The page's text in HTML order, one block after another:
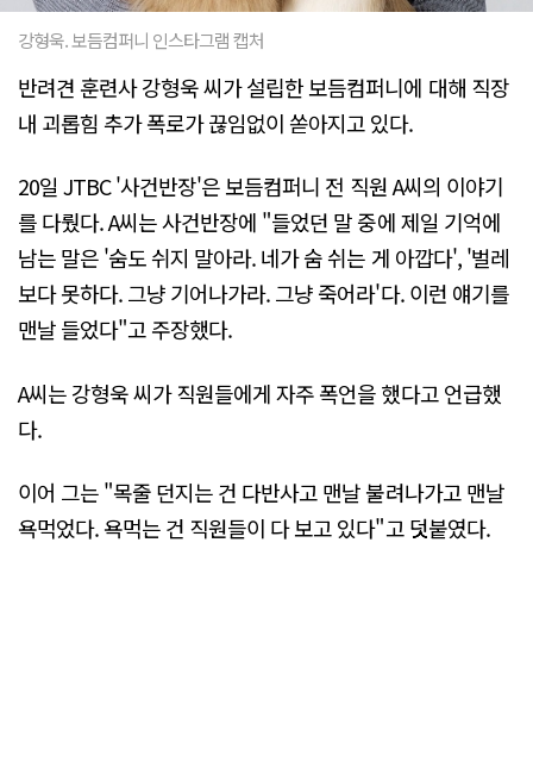
강형욱. 보듬컴퍼니 인스타그램 캡처
반려견 훈련사 강형욱 씨가 설립한 보듬컴퍼니에 대해 직장
내 괴롭힘 추가 폭로가 끊임없이 쏟아지고 있다.
20일 JTBC '사건반장'은 보듬컴퍼니 전 직원 A씨의 이야기
를 다뤘다. A씨는 사건반장에 "들었던 말 중에 제일 기억에
남는 말은 '숨도 쉬지 말아라. 네가 숨 쉬는 게 아깝다', '벌레
보다 못하다. 그냥 기어나가라. 그냥 죽어라'다. 이런 얘기를
맨날 들었다"고 주장했다.
A씨는 강형욱 씨가 직원들에게 자주 폭언을 했다고 언급했
다.
이어 그는 "목줄 던지는 건 다반사고 맨날 불려나가고 맨날
욕먹었다. 욕먹는 건 직원들이 다 보고 있다"고 덧붙였다.